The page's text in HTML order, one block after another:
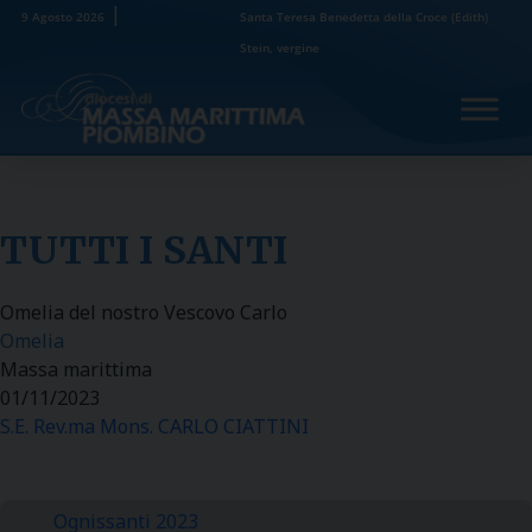
Skip9 Agosto 2026
Santa Teresa Benedetta della Croce (Edith)
Stein, vergine
TUTTI I SANTI
Omelia del nostro Vescovo Carlo
Omelia
Massa marittima
01/11/2023
S.E. Rev.ma Mons. CARLO CIATTINI
Ognissanti 2023